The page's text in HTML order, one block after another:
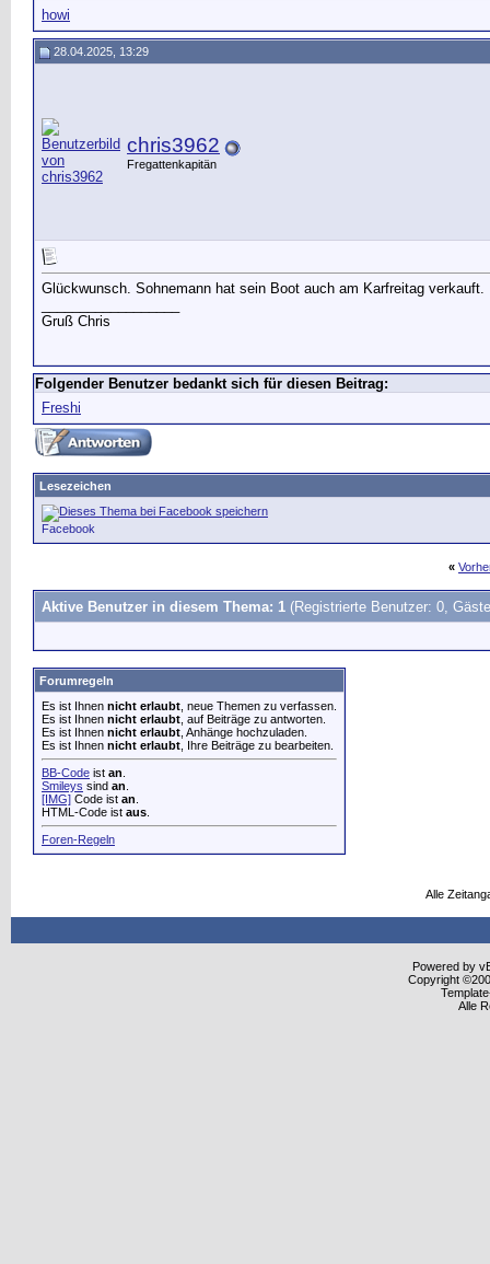
howi
28.04.2025, 13:29
chris3962
Fregattenkapitän
Glückwunsch. Sohnemann hat sein Boot auch am Karfreitag verkauft.
Gruß Chris
Folgender Benutzer bedankt sich für diesen Beitrag:
Freshi
Lesezeichen
Facebook
«
Aktive Benutzer in diesem Thema: 1 (Registrierte Benutzer: 0,
Forumregeln
Es ist Ihnen nicht erlaubt , neue Themen zu verfassen.
Es ist Ihnen nicht erlaubt , auf Beiträge zu antworten.
Es ist Ihnen nicht erlaubt , Anhänge hochzuladen.
Es ist Ihnen nicht erlaubt , Ihre Beiträge zu bearbeiten.
BB-Code ist an
Smileys sind an
[IMG] Code ist an
HTML-Code ist aus
Foren-Regeln
Alle
Powered by
Copyright
Alle